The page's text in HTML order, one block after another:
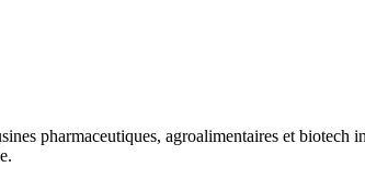
pharmaceutiques, agroalimentaires et biotech